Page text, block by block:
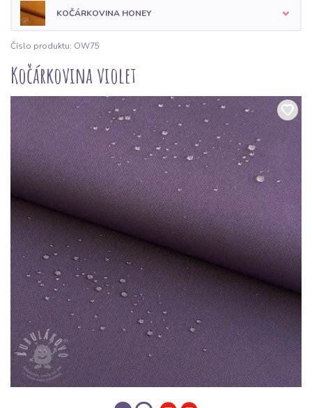
KOČÁRKOVINA HONEY
Číslo produktu: OW75
Kočárkovina violet